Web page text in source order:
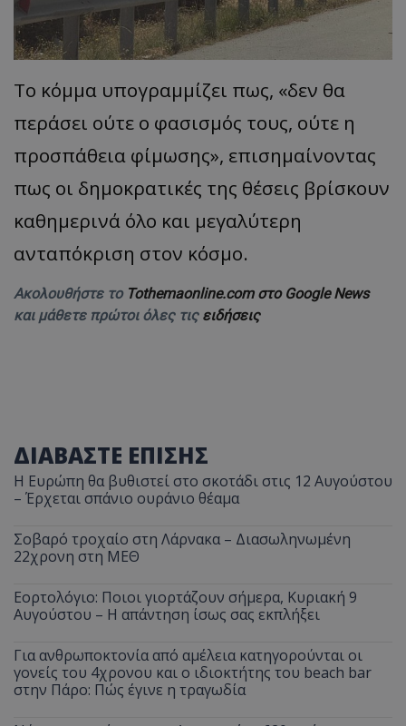
Το κόμμα υπογραμμίζει πως, ​«δεν θα
περάσει ούτε ο φασισμός τους, ούτε η
προσπάθεια φίμωσης», επισημαίνοντας
πως οι δημοκρατικές της θέσεις βρίσκουν
καθημερινά όλο και μεγαλύτερη
ανταπόκριση στον κόσμο.
Ακολουθήστε το Tothemaonline.com στο Google News
και μάθετε πρώτοι όλες τις ειδήσεις
ΔΙΑΒΑΣΤΕ ΕΠΙΣΗΣ
Η Ευρώπη θα βυθιστεί στο σκοτάδι στις 12 Αυγούστου
– Έρχεται σπάνιο ουράνιο θέαμα
Σοβαρό τροχαίο στη Λάρνακα – Διασωληνωμένη
22χρονη στη ΜΕΘ
Εορτολόγιο: Ποιοι γιορτάζουν σήμερα, Κυριακή 9
Αυγούστου – Η απάντηση ίσως σας εκπλήξει
Για ανθρωποκτονία από αμέλεια κατηγορούνται οι
γονείς του 4χρονου και ο ιδιοκτήτης του beach bar
στην Πάρο: Πώς έγινε η τραγωδία